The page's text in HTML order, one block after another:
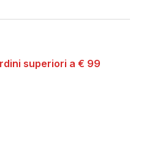
superiori a € 99